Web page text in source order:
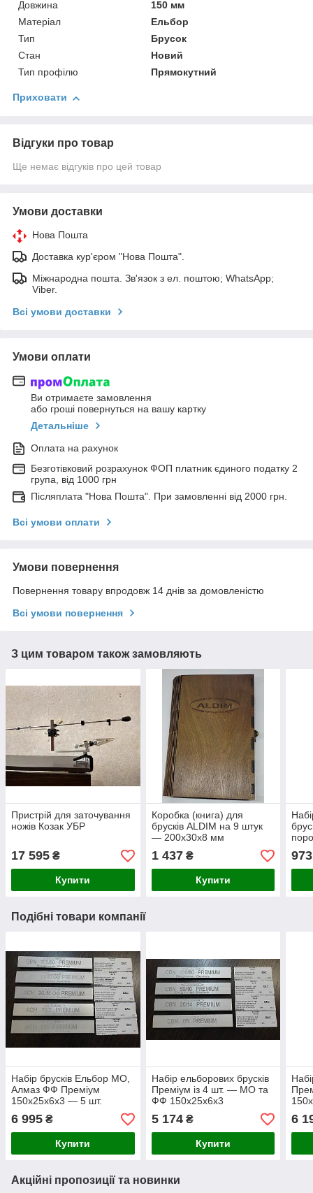
Довжина
150 мм
Матеріал
Ельбор
Тип
Брусок
Стан
Новий
Тип профілю
Прямокутний
Приховати
Відгуки про товар
Ще немає відгуків про цей товар
Умови доставки
Нова Пошта
Доставка кур'єром "Нова Пошта".
Міжнародна пошта. Зв'язок з ел. поштою; WhatsApp;
Viber.
Всі умови доставки
Умови оплати
Ви отримаєте замовлення
або гроші повернуться на вашу картку
Детальніше
Оплата на рахунок
Безготівковий розрахунок ФОП платник єдиного податку 2
група, від 1000 грн
Післяплата "Нова Пошта". При замовленні від 2000 грн.
Всі умови оплати
Умови повернення
Повернення товару впродовж 14 днів за домовленістю
Всі умови повернення
З цим товаром також замовляють
Пристрій для заточування
ножів Козак УБР
17 595 ₴
Купити
Коробка (книга) для
брусків ALDIM на 9 штук
— 200х30х8 мм
1 437₴
Купити
973
Подібні товари компанії
Набір брусків Ельбор МО,
Алмаз ФФ Преміум
150х25х6х3 — 5 шт.
6 995 ₴
Купити
Набір ельборових брусків
Преміум із 4 шт. — МО та
ФФ 150х25х6х3
5 174₴
Купити
6
Акційні пропозиції та новинки